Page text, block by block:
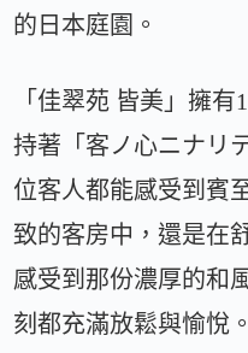
的日本庭園。
「佳翠苑 皆美」擁
持著「客ノ心ニナリ
位客人都能感受到賓
致的客房中，還是在
感受到那份濃厚的和
刻都充滿放鬆與愉悅。